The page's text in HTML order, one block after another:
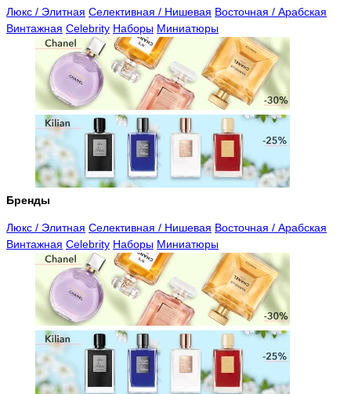
Люкс / Элитная Селективная / Нишевая Восточная / Арабская
Винтажная Celebrity Наборы Миниатюры
Бренды
Люкс / Элитная Селективная / Нишевая Восточная / Арабская
Винтажная Celebrity Наборы Миниатюры